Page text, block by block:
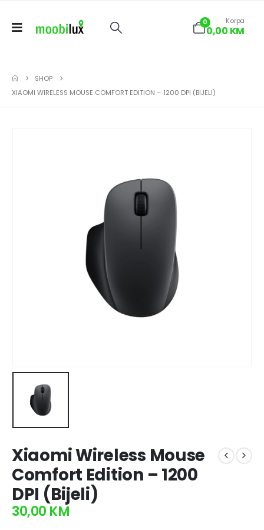
0 Korpa
0,00 KM
SHOP
XIAOMI WIRELESS MOUSE COMFORT EDITION – 1200 DPI (BIJELI)
Xiaomi Wireless Mouse
Comfort Edition – 1200
DPI (Bijeli)
30,00 KM